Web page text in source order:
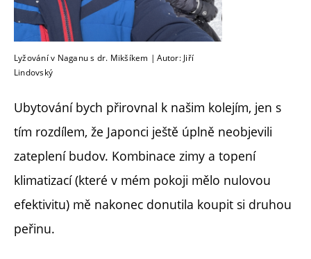
Lyžování v Naganu s dr. Mikšíkem | Autor: Jiří
Lindovský
Ubytování bych přirovnal k našim kolejím, jen s
tím rozdílem, že Japonci ještě úplně neobjevili
zateplení budov. Kombinace zimy a topení
klimatizací (které v mém pokoji mělo nulovou
efektivitu) mě nakonec donutila koupit si druhou
peřinu.